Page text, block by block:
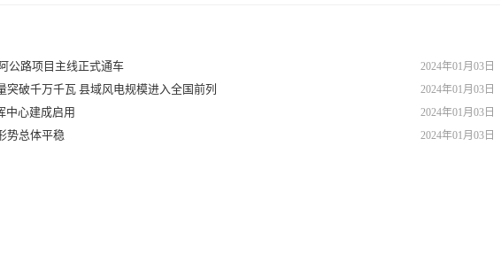
2024年01月03日
公路项目主线正式通车
2024年01月03日
突破千万千瓦 县域风电规模进入全国前列
2024年01月03日
中心建成启用
2024年01月03日
势总体平稳